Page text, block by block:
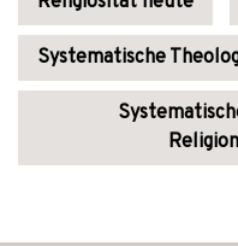
Systematische